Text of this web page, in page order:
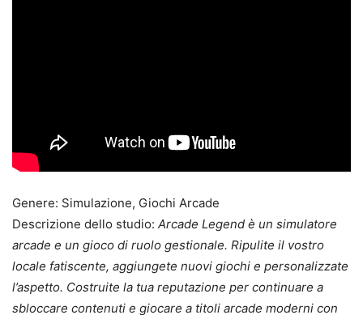
Genere: Simulazione, Giochi Arcade
Descrizione dello studio: Arcade Legend è un simulatore
arcade e un gioco di ruolo gestionale. Ripulite il vostro
locale fatiscente, aggiungete nuovi giochi e personalizzate
l’aspetto. Costruite la tua reputazione per continuare a
sbloccare contenuti e giocare a titoli arcade moderni con